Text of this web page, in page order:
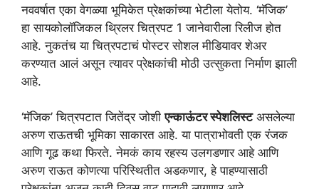
नववर्षात एका वेगळ्या भूमिकेत प्रेक्षकांच्या भेटीला येतोय. ‘मॅजिक’
हा सायकोलॉजिकल थ्रिलर चित्रपट 1 जानेवारीला रिलीज होत
आहे. नुकतंच या चित्रपटाचं पोस्टर सोशल मीडियावर शेअर
करण्यात आलं असून त्यावर प्रेक्षकांची मोठी उत्सुकता निर्माण झाली
आहे.
‘मॅजिक’ चित्रपटात जितेंद्र जोशीएन्काऊंटर स्पेशलिस्टअसलेल्या
अरुण राऊतची भूमिका साकारत आहे. या पात्राभोवती एक रंजक
आणि गूढ कथा फिरते. नेमकं काय रहस्य उलगडणार आहे आणि
अरुण राऊत कोणत्या परिस्थितीत अडकणार, हे पाहण्यासाठी